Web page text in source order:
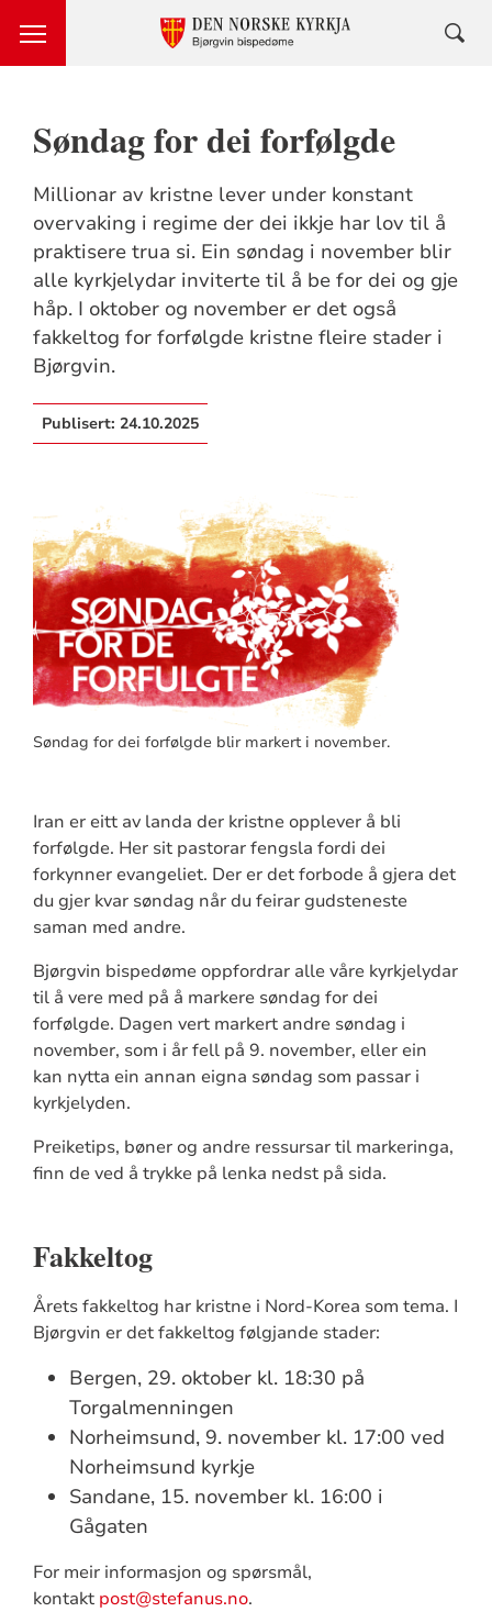
Søndag for dei forfølgde
Millionar av kristne lever under konstant
overvaking i regime der dei ikkje har lov til å
praktisere trua si. Ein søndag i november blir
alle kyrkjelydar inviterte til å be for dei og gje
håp. I oktober og november er det også
fakkeltog for forfølgde kristne fleire stader i
Bjørgvin.
Publisert: 24.10.2025
Søndag for dei forfølgde blir markert i november.
Iran er eitt av landa der kristne opplever å bli
forfølgde. Her sit pastorar fengsla fordi dei
forkynner evangeliet. Der er det forbode å gjera det
du gjer kvar søndag når du feirar gudsteneste
saman med andre.
Bjørgvin bispedøme oppfordrar alle våre kyrkjelydar
til å vere med på å markere søndag for dei
forfølgde. Dagen vert markert andre søndag i
november, som i år fell på 9. november, eller ein
kan nytta ein annan eigna søndag som passar i
kyrkjelyden.
Preiketips, bøner og andre ressursar til markeringa,
finn de ved å trykke på lenka nedst på sida.
Fakkeltog
Årets fakkeltog har kristne i Nord-Korea som tema. I
Bjørgvin er det fakkeltog følgjande stader:
Bergen, 29. oktober kl. 18:30 på
Torgalmenningen
Norheimsund, 9. november kl. 17:00 ved
Norheimsund kyrkje
Sandane, 15. november kl. 16:00 i
Gågaten
For meir informasjon og spørsmål,
kontakt post@stefanus.no.